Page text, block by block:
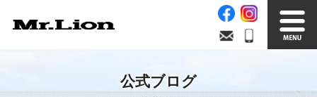
在庫車情報 買取無料査定
公式ブログ